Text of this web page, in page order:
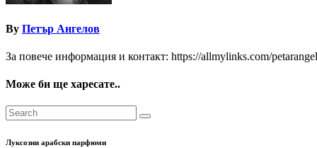
By Петър Ангелов
За повече информация и контакт: https://allmylinks.com/
Може би ще харесате..
Луксозни арабски парфюми